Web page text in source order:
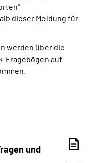
dieser Meldung für
werden über die
Fragebögen auf
und